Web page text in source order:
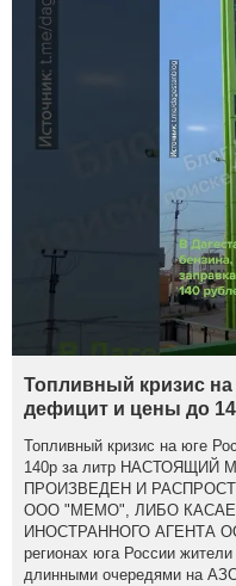
Топливный кризис
дефицит и цены до
Топливный кризис на юге
140р за литр
ПРОИЗВЕДЕН И
ООО "МЕМО", ЛИБО
ИНОСТРАННОГО АГЕНТА
регионах юга России
длинными очередями на